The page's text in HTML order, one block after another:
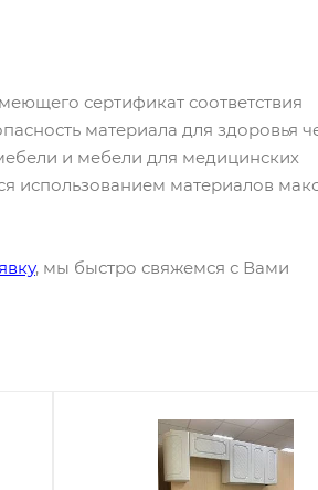
сертификат соответствия
материала для здоровья
и мебели для медицинских
использованием материалов
, мы быстро свяжемся с Вами